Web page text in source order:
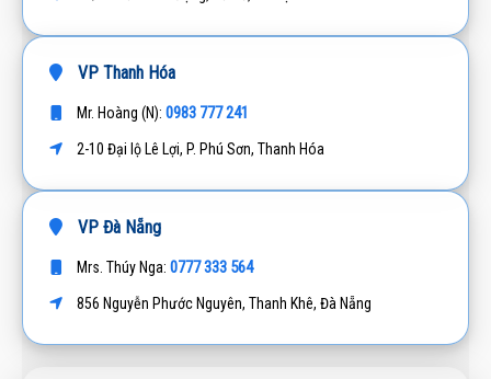
VP Thanh Hóa
Mr. Hoàng (N): 0983 777 241
2-10 Đại lộ Lê Lợi, P. Phú Sơn, Thanh Hóa
VP Đà Nẵng
Mrs. Thúy Nga: 0777 333 564
856 Nguyễn Phước Nguyên, Thanh Khê, Đà Nẵng